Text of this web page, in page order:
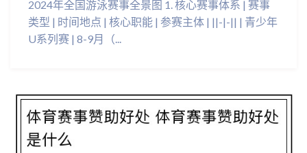
2024年全国游泳赛事全景图 1. 核心赛事体系 | 赛事
类型 | 时间地点 | 核心职能 | 参赛主体 | ||-|-|| | 青少年
U系列赛 | 8-9月（...